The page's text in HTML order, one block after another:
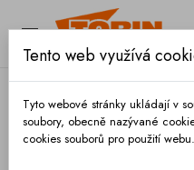

Tento web využívá
Tyto webové stránky ukládají v
soubory, obecně nazývané
cookies souborů pro použití webu.